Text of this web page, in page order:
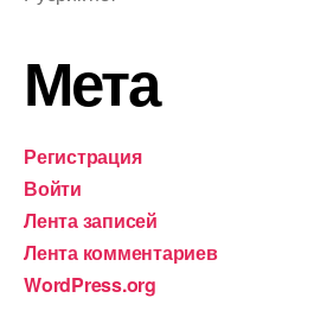
Мета
Регистрация
Войти
Лента записей
Лента комментариев
WordPress.org